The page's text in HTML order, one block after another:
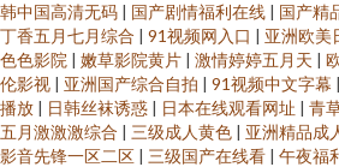
韩中国高清无码 | 国产剧情福利在线 | 国产精
丁香五月七月综合 | 91视频网入口 | 亚洲欧美
色色影院 | 嫩草影院黄片 | 激情婷婷五月天 |
伦影视 | 亚洲国产综合自拍 | 91视频中文字幕 |
播放 | 日韩丝袜诱惑 | 日本在线观看网址 | 青
五月激激激综合 | 三级成人黄色 | 亚洲精品成
影音先锋一区二区 | 三级国产在线看 | 午夜福